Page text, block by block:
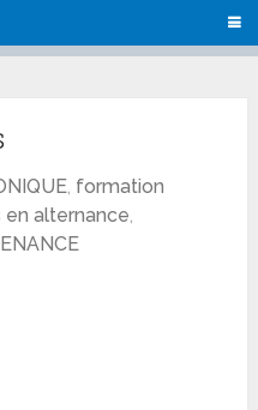
, formation
en alternance,